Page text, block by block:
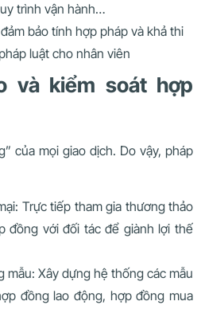
trình vận hành…
bảo tính hợp pháp và khả thi
luật cho nhân viên
và kiểm soát hợp
của mọi giao dịch. Do vậy, pháp
Trực tiếp tham gia thương thảo
đồng với đối tác để giành lợi thế
mẫu: Xây dựng hệ thống các mẫu
đồng lao động, hợp đồng mua